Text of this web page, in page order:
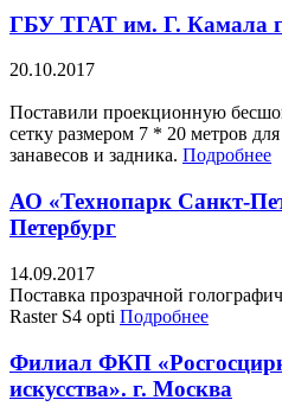
ГБУ ТГАТ им. Г. Камала
20.10.2017
Поставили проекционную
сетку размером 7 * 20 метров
занавесов и задника. Подробнее
АО «Технопарк Санкт-
Петербург
14.09.2017
Поставка прозрачной
Raster S4 opti Подробнее
Филиал ФКП
искусства». г. Москва